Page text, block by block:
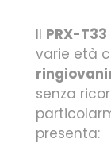
Il PRX-T33
varie età
senza
presenta: